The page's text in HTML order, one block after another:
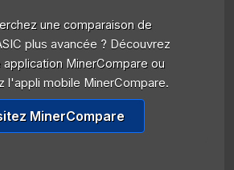
une comparaison de
plus avancée ? Découvrez
application MinerCompare ou
l'appli mobile MinerCompare.
MinerCompare